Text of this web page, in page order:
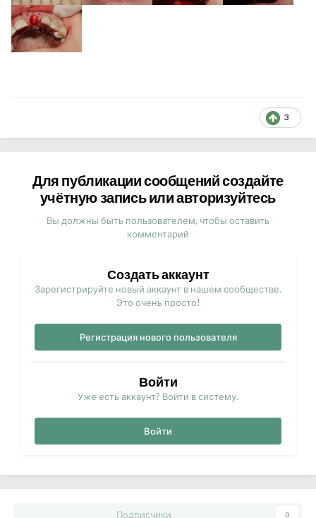
3
Для публикации сообщений создайте
учётную запись или авторизуйтесь
Вы должны быть пользователем, чтобы оставить
комментарий
Создать аккаунт
Зарегистрируйте новый аккаунт в нашем сообществе.
Это очень просто!
Регистрация нового пользователя
Войти
Уже есть аккаунт? Войти в систему.
Войти
Подписчики 0